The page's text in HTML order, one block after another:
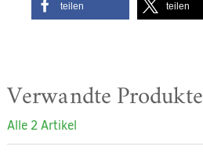
teilen teilen
Verwandte Produkte
Alle 2 Artikel